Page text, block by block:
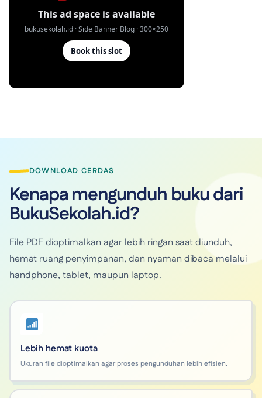
DOWNLOAD CERDAS
Kenapa mengunduh buku dari
BukuSekolah.id?
File PDF dioptimalkan agar lebih ringan saat diunduh,
hemat ruang penyimpanan, dan nyaman dibaca melalui
handphone, tablet, maupun laptop.
Lebih hemat kuota
Ukuran file dioptimalkan agar proses pengunduhan lebih efisien.